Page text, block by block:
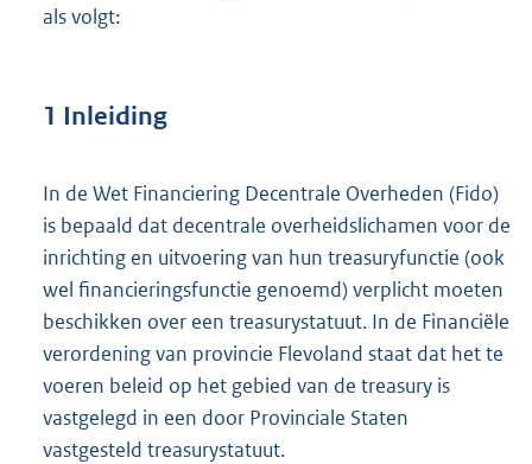
als volgt:
1 Inleiding
In de Wet Financiering Decentrale Overheden (Fido)
is bepaald dat decentrale overheidslichamen voor de
inrichting en uitvoering van hun treasuryfunctie (ook
wel financieringsfunctie genoemd) verplicht moeten
beschikken over een treasurystatuut. In de Financiële
verordening van provincie Flevoland staat dat het te
voeren beleid op het gebied van de treasury is
vastgelegd in een door Provinciale Staten
vastgesteld treasurystatuut.